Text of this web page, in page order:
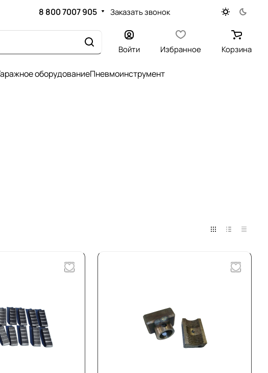
8 800 7007 905 Заказать звонок
Войти Избранное Корзина
оборудованиеПневмоинструмент